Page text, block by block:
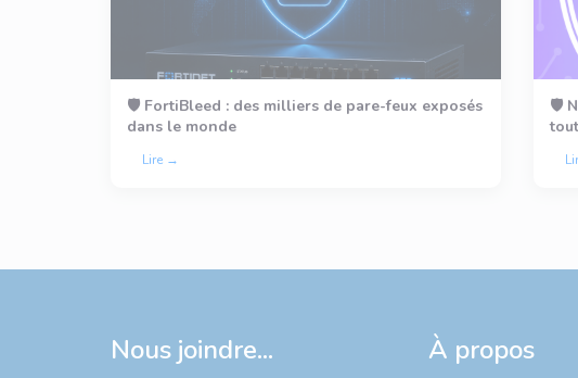
🛡️ FortiBleed : des milliers de pare-feux exposés
dans le monde
Lire →
🛡️
Nous joindre... À propos